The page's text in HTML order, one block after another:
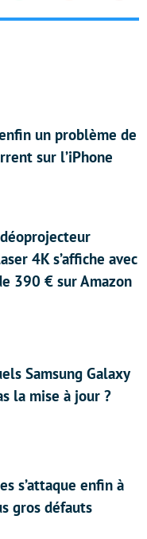
un problème de
sur l’iPhone
4K s’affiche avec
390 € sur Amazon
Samsung Galaxy
la mise à jour ?
s’attaque enfin à
gros défauts